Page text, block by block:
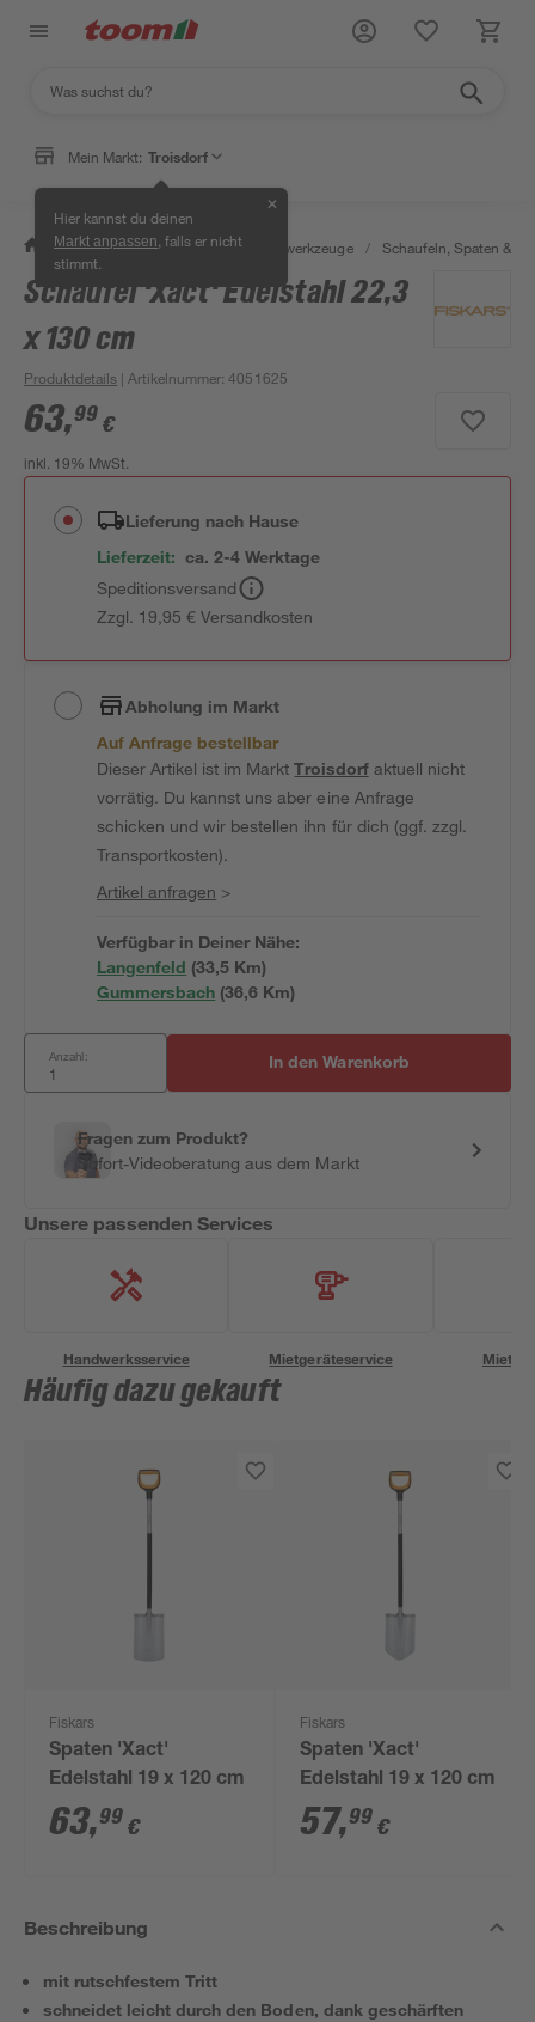
Mein Markt: Troisdorf
Hier kannst du deinen
Markt anpassen , falls er nicht
stimmt.
✕
/ Garten & Freizeit / Gartenhandwerkzeuge / Schaufeln, Spaten &
Schaufel 'Xact' Edelstahl 22,3
x 130 cm
Produktdetails | Artikelnummer:4051625
63,99 €
inkl. 19% MwSt.
Lieferung nach Hause
Lieferzeit: ca. 2-4 Werktage
Speditionsversand
Zzgl. 19,95 € Versandkosten
Abholung im Markt
Auf Anfrage bestellbar
Dieser Artikel ist im MarktTroisdorfaktuell nicht
vorrätig. Du kannst uns aber eine Anfrage
schicken und wir bestellen ihn für dich (ggf. zzgl.
Transportkosten).
Artikel anfragen >
Verfügbar in Deiner Nähe:
Langenfeld (33,5 Km)
Gummersbach (36,6 Km)
Anzahl: In den Warenkorb
Fragen zum Produkt?
Sofort-Videoberatung aus dem Markt
Unsere passenden Services
Handwerksservice Mietgeräteservice
Häufig dazu gekauft
Fiskars
Spaten 'Xact'
Edelstahl 19 x 120 cm
63,99 €
Fiskars
Spaten 'Xact'
Edelstahl 19 x 120 cm
57,99 €
Beschreibung
mit rutschfestem Tritt
schneidet leicht durch den Boden, dank geschärften